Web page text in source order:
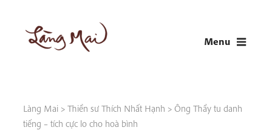
content
Menu
Làng Mai > Thiền sư Thích Nhất Hạnh > Ông Thầy tu danh
tiếng – tích cực lo cho hoà bình